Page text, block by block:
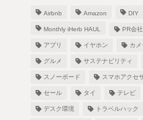
Airbnb Amazon DIY
Monthly iHerb HAUL PR会社
アプリ イヤホン カメ
グルメ サステナビリティ
スノーボード スマホアクセ
セール タイ テレビ
デスク環境 トラベルハック